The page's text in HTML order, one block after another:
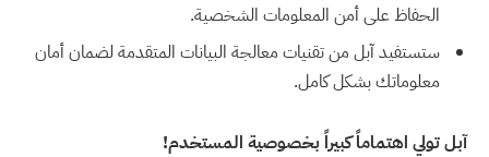
الحفاظ على أمن المعلومات الشخصية.
ستستفيد آبل من تقنيات معالجة البيانات المتقدمة لضمان أمان
معلوماتك بشكل كامل.
آبل تولي اهتماماً كبيراً بخصوصية المستخدم!